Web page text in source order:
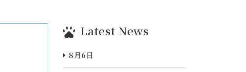
Latest News
8月6日